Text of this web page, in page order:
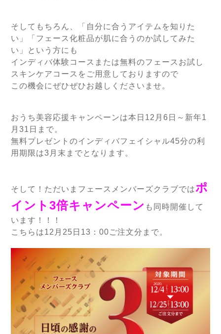
そしてもちろん、「自分に合うアイテムを知りた
い」「フェース化粧品が肌に合うのか試してみた
い」という方にも
インディバ体験コースまたは無料のフェースお試し
スキンケアコースをご用意しておりますので
この機会にぜひぜひお越しくださいませ。
おうち美容応援キャンペーンは本日12月6日～新年1
月31日まで。
無料プレゼントのインディバフェイシャル45分の利
用期限は3月末までとなります。
そして！ただいまフェースメンバーズクラブではポ
イント3倍キャンペーン も同時開催して
います！！！
こちらは12月25日13：00ご注文分まで。